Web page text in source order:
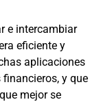
e intercambiar
eficiente y
aplicaciones
y que
mejor se